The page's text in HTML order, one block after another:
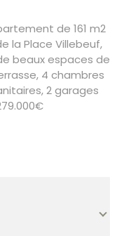
de 161 m2
la Place Villebeuf,
beaux espaces de
4 chambres
2 garages